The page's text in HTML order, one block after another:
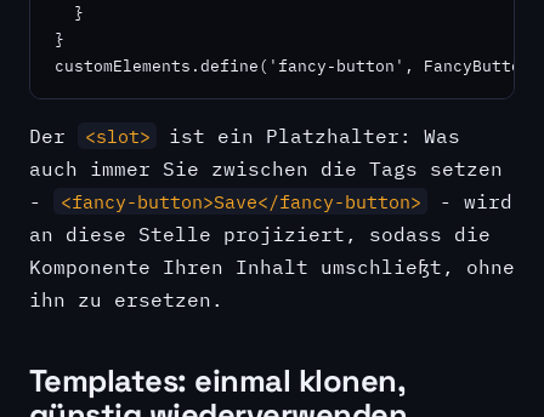
  }
}
customElements.define('fancy-button',
Der <slot>
ist ein Platzhalter: Was
auch immer Sie zwischen die Tags setzen
-
<fancy-button>Save</fancy-button>
- wird
an diese Stelle projiziert, sodass die
Komponente Ihren Inhalt umschließt, ohne
ihn zu ersetzen.
Templates: einmal klonen,